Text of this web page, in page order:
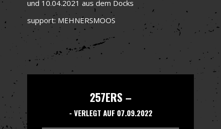
und 10.04.2021 aus dem Docks
support: MEHNERSMOOS
257ERS –
- VERLEGT AUF 07.09.2022